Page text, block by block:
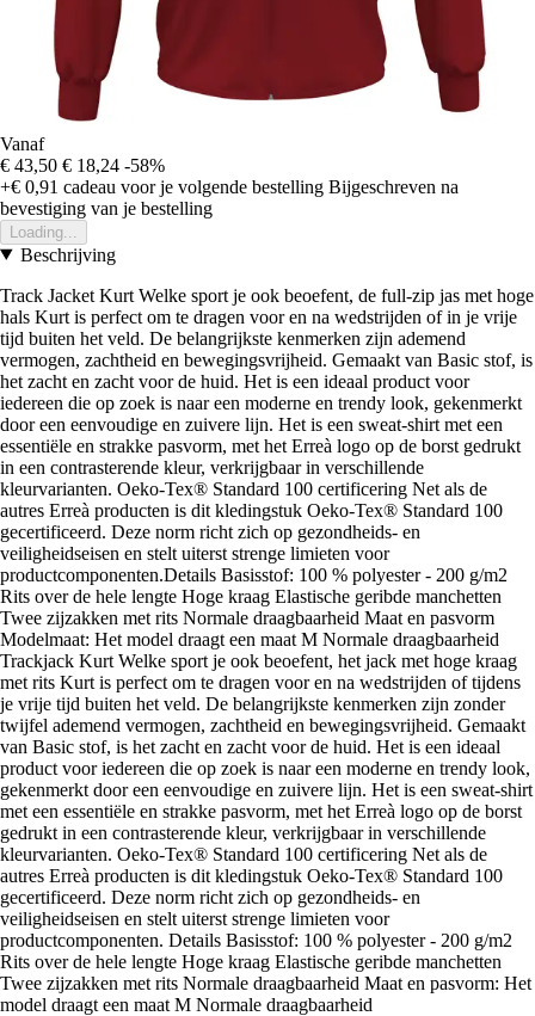
Vanaf
€ 43,50 € 18,24 -58%
+€ 0,91 cadeau voor je volgende bestelling Bijgeschreven na
bevestiging van je bestelling
Loading...
Beschrijving
Track Jacket Kurt Welke sport je ook beoefent, de full-zip jas met hoge
hals Kurt is perfect om te dragen voor en na wedstrijden of in je vrije
tijd buiten het veld. De belangrijkste kenmerken zijn ademend
vermogen, zachtheid en bewegingsvrijheid. Gemaakt van Basic stof, is
het zacht en zacht voor de huid. Het is een ideaal product voor
iedereen die op zoek is naar een moderne en trendy look, gekenmerkt
door een eenvoudige en zuivere lijn. Het is een sweat-shirt met een
essentiële en strakke pasvorm, met het Erreà logo op de borst gedrukt
in een contrasterende kleur, verkrijgbaar in verschillende
kleurvarianten. Oeko-Tex® Standard 100 certificering Net als de
autres Erreà producten is dit kledingstuk Oeko-Tex® Standard 100
gecertificeerd. Deze norm richt zich op gezondheids- en
veiligheidseisen en stelt uiterst strenge limieten voor
productcomponenten.Details Basisstof: 100 % polyester - 200 g/m2
Rits over de hele lengte Hoge kraag Elastische geribde manchetten
Twee zijzakken met rits Normale draagbaarheid Maat en pasvorm
Modelmaat: Het model draagt een maat M Normale draagbaarheid
Trackjack Kurt Welke sport je ook beoefent, het jack met hoge kraag
met rits Kurt is perfect om te dragen voor en na wedstrijden of tijdens
je vrije tijd buiten het veld. De belangrijkste kenmerken zijn zonder
twijfel ademend vermogen, zachtheid en bewegingsvrijheid. Gemaakt
van Basic stof, is het zacht en zacht voor de huid. Het is een ideaal
product voor iedereen die op zoek is naar een moderne en trendy look,
gekenmerkt door een eenvoudige en zuivere lijn. Het is een sweat-shirt
met een essentiële en strakke pasvorm, met het Erreà logo op de borst
gedrukt in een contrasterende kleur, verkrijgbaar in verschillende
kleurvarianten. Oeko-Tex® Standard 100 certificering Net als de
autres Erreà producten is dit kledingstuk Oeko-Tex® Standard 100
gecertificeerd. Deze norm richt zich op gezondheids- en
veiligheidseisen en stelt uiterst strenge limieten voor
productcomponenten. Details Basisstof: 100 % polyester - 200 g/m2
Rits over de hele lengte Hoge kraag Elastische geribde manchetten
Twee zijzakken met rits Normale draagbaarheid Maat en pasvorm: Het
model draagt een maat M Normale draagbaarheid